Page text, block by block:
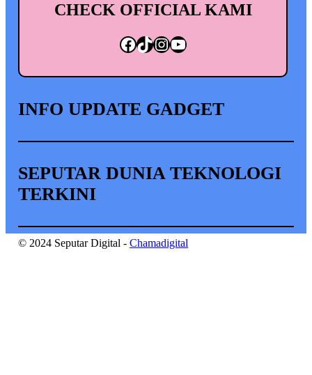
CHECK OFFICIAL KAMI
Facebook TikTok InstagramYouTube
INFO UPDATE GADGET
SEPUTAR DUNIA TEKNOLOGI
TERKINI
© 2024 Seputar Digital - Chamadigital